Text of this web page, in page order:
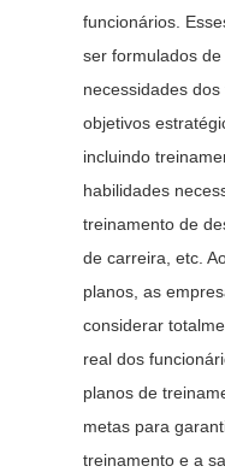
funcionários.
ser formulados
necessidades
objetivos
incluindo
habilidades
treinamento de
de carreira, etc.
planos, as
considerar
real dos
planos de
metas para
treinamento e a